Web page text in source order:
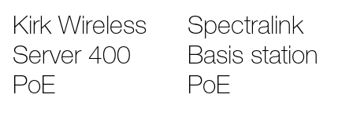
Kirk Wireless
Server 400
PoE
Spectralink
Basis station
PoE